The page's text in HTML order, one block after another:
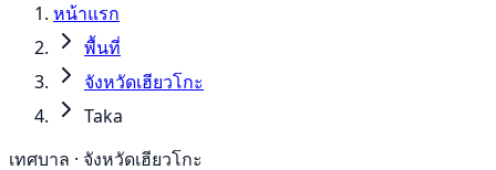
หน้าแรก
พื้นที่
จังหวัดเฮียวโกะ
Taka
เทศบาล · จังหวัดเฮียวโกะ